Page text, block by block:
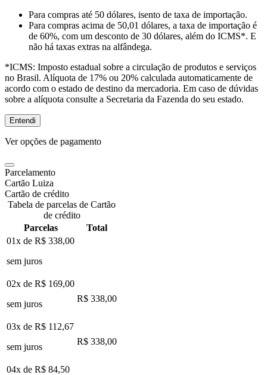
Para compras até 50 dólares, isento de taxa de importação.
Para compras acima de 50,01 dólares, a taxa de importação é
de 60%, com um desconto de 30 dólares, além do ICMS*. E
não há taxas extras na alfândega.
*ICMS: Imposto estadual sobre a circulação de produtos e serviços
no Brasil. Alíquota de 17% ou 20% calculada automaticamente de
acordo com o estado de destino da mercadoria. Em caso de dúvidas
sobre a alíquota consulte a Secretaria da Fazenda do seu estado.
Entendi
Ver opções de pagamento
Parcelamento
Cartão Luiza
Cartão de crédito
Tabela de parcelas de Cartão
de crédito
Parcelas
Total
01x de R$ 338,00
sem juros
02x de R$ 169,00
sem juros
R$ 338,00
03x de R$ 112,67
sem juros
R$ 338,00
04x de R$ 84,50